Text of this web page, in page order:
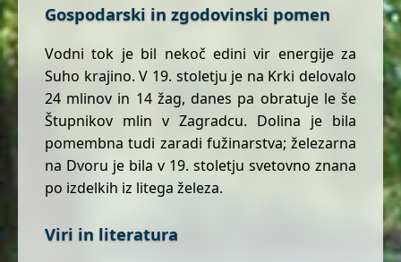
Gospodarski in zgodovinski pomen
Vodni tok je bil nekoč edini vir energije za
Suho krajino. V 19. stoletju je na Krki delovalo
24 mlinov in 14 žag, danes pa obratuje le še
Štupnikov mlin v Zagradcu. Dolina je bila
pomembna tudi zaradi fužinarstva; železarna
na Dvoru je bila v 19. stoletju svetovno znana
po izdelkih iz litega železa.
Viri in literatura